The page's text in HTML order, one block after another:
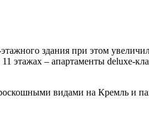
здания при этом
этажах – апартаменты deluxe-
роскошными видами на Кремль и